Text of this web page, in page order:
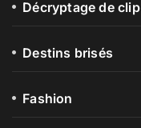
Décryptage de clip
Destins brisés
Fashion